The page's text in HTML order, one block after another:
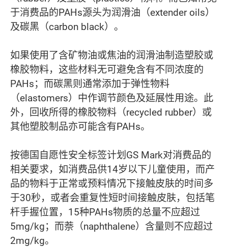
于消费品的PAHs源头为润滑油（extender oils）
及碳黑（carbon black）。
如果使用了含矿物油或焦油的润滑油制造塑胶或
橡胶物料，这些材料无可避免含有不同浓度的
PAHs；而碳黑则通常添加于弹性物料
（elastomers）中作调节颜色及延展性用途。此
外，回收所得的橡胶物料（recycled rubber）或
其他塑胶制品亦可能含有PAHs。
按德国自愿性安全标签计划GS Mark对消费品的
相关要求，如消费品供14岁以下儿童使用，而产
品的物料于正常或预料情况下接触皮肤的时间多
于30秒，或者会重复性短时间接触皮肤，包括笔
杆手握位置，15种PAHs物质的总量不应超过
5mg/kg；而萘（naphthalene）含量则不应超过
2mg/kg。